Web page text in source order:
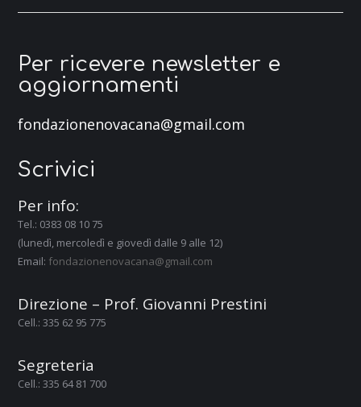
Per ricevere newsletter e
aggiornamenti
fondazionenovacana@gmail.com
Scrivici
Per info:
Tel.: 0383 08 10 75
(lunedì, mercoledì e giovedì dalle 9 alle 12)
Email: fondazionenovacana@gmail.com
Direzione – Prof. Giovanni Prestini
Cell.: 335 62 95 775
Segreteria
Cell.: 335 64 81 700